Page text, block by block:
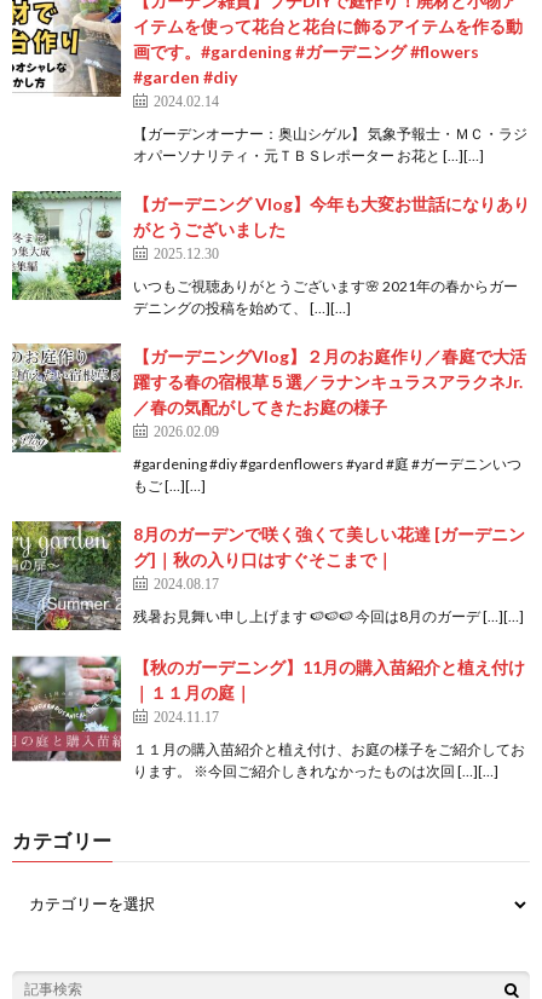
イテムを使って花台と花台に飾るアイテムを作る動
画です。#gardening #ガーデニング #flowers
#garden #diy
2024.02.14
【ガーデンオーナー：奥山シゲル】 気象予報士・ＭＣ・ラジ
オパーソナリティ・元ＴＢＳレポーター お花と […][…]
【ガーデニング Vlog】今年も大変お世話になりあり
がとうございました
2025.12.30
いつもご視聴ありがとうございます🌸 2021年の春からガー
デニングの投稿を始めて、 […][…]
【ガーデニングVlog】２月のお庭作り／春庭で大活
躍する春の宿根草５選／ラナンキュラスアラクネJr.
／春の気配がしてきたお庭の様子
2026.02.09
#gardening #diy #gardenflowers #yard #庭 #ガーデニンいつ
もご […][…]
8月のガーデンで咲く強くて美しい花達 [ガーデニン
グ]｜秋の入り口はすぐそこまで｜
2024.08.17
残暑お見舞い申し上げます 🍉🍉🍉 今回は8月のガーデ […][…]
【秋のガーデニング】11月の購入苗紹介と植え付け
｜１１月の庭｜
2024.11.17
１１月の購入苗紹介と植え付け、お庭の様子をご紹介してお
ります。 ※今回ご紹介しきれなかったものは次回 […][…]
カテゴリー